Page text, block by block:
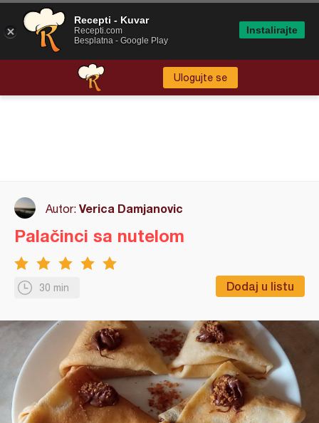
Ulogujte se
Autor: Verica Damjanovic
30 min Dodaj u listu
Palačinci sa nutelom
Recepti - Kuvar
Recepti.com
Besplatna - Google Play
Instalirajte